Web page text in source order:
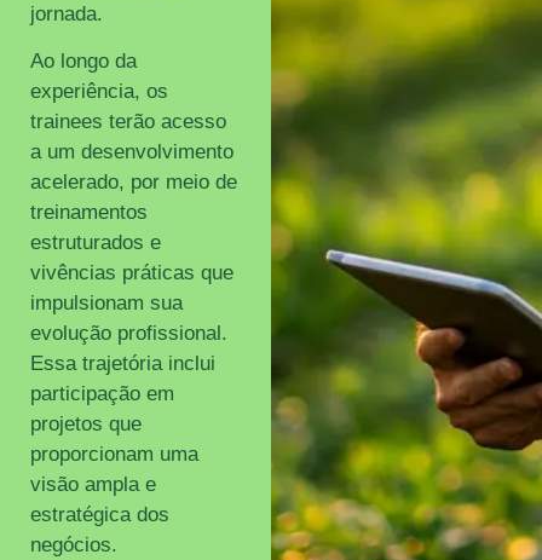
jornada.
Ao longo da
experiência, os
trainees terão acesso
a um desenvolvimento
acelerado, por meio de
treinamentos
estruturados e
vivências práticas que
impulsionam sua
evolução profissional.
Essa trajetória inclui
participação em
projetos que
proporcionam uma
visão ampla e
estratégica dos
negócios.